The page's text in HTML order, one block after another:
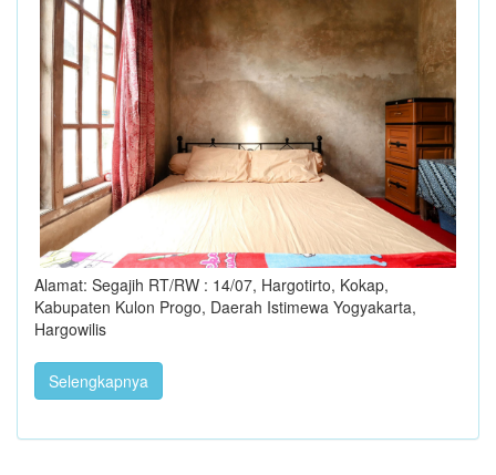
Alamat: Segajih RT/RW : 14/07, Hargotirto, Kokap,
Kabupaten Kulon Progo, Daerah Istimewa Yogyakarta,
Hargowilis
Selengkapnya